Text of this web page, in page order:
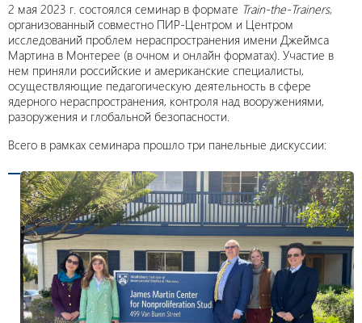
2 мая 2023 г. состоялся семинар в формате Train-the-Trainers,
организованный совместно ПИР-Центром и Центром
исследований проблем нераспространения имени Джеймса
Мартина в Монтерее (в очном и онлайн форматах). Участие в
нем приняли российские и американские специалисты,
осуществляющие педагогическую деятельность в сфере
ядерного нераспространения, контроля над вооружениями,
разоружения и глобальной безопасности.
Всего в рамках семинара прошло три панельные дискуссии: